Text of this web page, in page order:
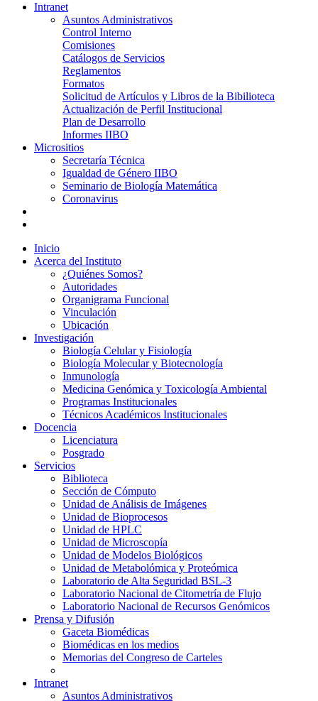
Intranet
Asuntos Administrativos
Control Interno
Comisiones
Catálogos de Servicios
Reglamentos
Formatos
Solicitud de Artículos y Libros de la Bibilioteca
Actualización de Perfil Institucional
Plan de Desarrollo
Informes IIBO
Micrositios
Secretaría Técnica
Igualdad de Género IIBO
Seminario de Biología Matemática
Coronavirus
Inicio
Acerca del Instituto
¿Quiénes Somos?
Autoridades
Organigrama Funcional
Vinculación
Ubicación
Investigación
Biología Celular y Fisiología
Biología Molecular y Biotecnología
Inmunología
Medicina Genómica y Toxicología Ambiental
Programas Institucionales
Técnicos Académicos Institucionales
Docencia
Licenciatura
Posgrado
Servicios
Biblioteca
Sección de Cómputo
Unidad de Análisis de Imágenes
Unidad de Bioprocesos
Unidad de HPLC
Unidad de Microscopía
Unidad de Modelos Biológicos
Unidad de Metabolómica y Proteómica
Laboratorio de Alta Seguridad BSL-3
Laboratorio Nacional de Citometría de Flujo
Laboratorio Nacional de Recursos Genómicos
Prensa y Difusión
Gaceta Biomédicas
Biomédicas en los medios
Memorias del Congreso de Carteles
Intranet
Asuntos Administrativos